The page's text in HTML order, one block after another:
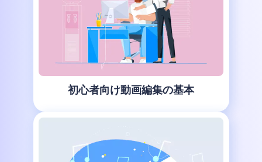
初心者向け動画編集の基本